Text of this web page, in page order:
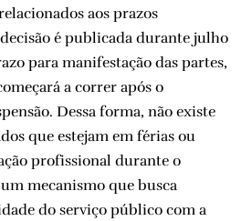
aos prazos
é publicada durante julho
para manifestação das partes,
a correr após o
Dessa forma, não existe
que estejam em férias ou
profissional durante o
mecanismo que busca
do serviço público com a